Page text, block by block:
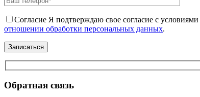
Согласие Я подтверждаю свое согласие с условиями
отношении обработки персональных данных.
Обратная связь